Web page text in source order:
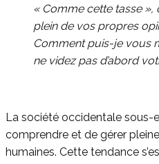
« Comme cette tasse »,
plein de vos propres
Comment puis-je vous
ne videz pas d’abord
La société occidentale sous-
comprendre et de gérer
humaines. Cette tendance